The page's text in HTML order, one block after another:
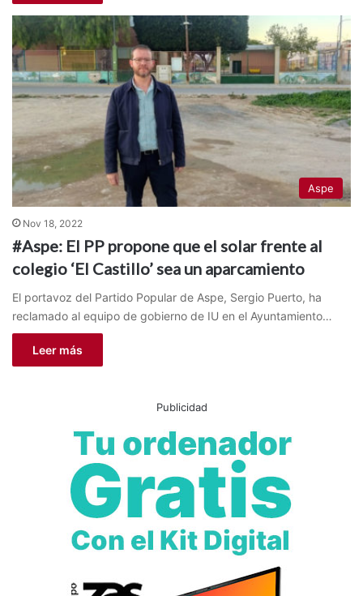
Aspe
Nov 18, 2022
#Aspe: El PP propone que el solar frente al
colegio ‘El Castillo’ sea un aparcamiento
El portavoz del Partido Popular de Aspe, Sergio Puerto, ha
reclamado al equipo de gobierno de IU en el Ayuntamiento…
Leer más
Publicidad